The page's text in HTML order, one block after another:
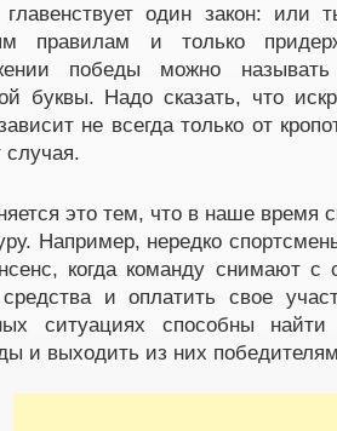
главенствует один закон:
правилам и только
победы можно
буквы. Надо сказать, что
не всегда только от
случая.
это тем, что в наше время
Например, нередко
когда команду снимают с
средства и оплатить свое
ситуациях способны
и выходить из них